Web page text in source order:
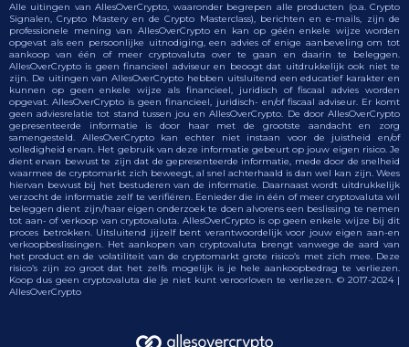
Alle uitingen van AllesOverCrypto, waaronder begrepen alle producten (o.a. Crypto
Signalen, Crypto Mastery en de Crypto Masterclass), berichten en e-mails, zijn de
professionele mening van AllesOverCrypto en kan op géén enkele wijze worden
opgevat als een persoonlijke uitnodiging, een advies of enige aanbeveling om tot
aankoop van één of meer cryptovaluta over te gaan en daarin te beleggen.
AllesOverCrypto is geen financieel adviseur en beoogt dat uitdrukkelijk ook niet te
zijn. De uitingen van AllesOverCrypto hebben uitsluitend een educatief karakter en
kunnen op geen enkele wijze als financieel, juridisch of fiscaal advies worden
opgevat. AllesOverCrypto is geen financieel, juridisch- en/of fiscaal adviseur. Er komt
geen adviesrelatie tot stand tussen jou en AllesOverCrypto. De door AllesOverCrypto
gepresenteerde informatie is door haar met de grootste aandacht en zorg
samengesteld. AllesOverCrypto kan echter niet instaan voor de juistheid en/of
volledigheid ervan. Het gebruik van deze informatie gebeurt op jouw eigen risico. Je
dient ervan bewust te zijn dat de gepresenteerde informatie, mede door de snelheid
waarmee de cryptomarkt zich beweegt, al snel achterhaald is dan wel kan zijn. Wees
hiervan bewust bij het bestuderen van de informatie. Daarnaast wordt uitdrukkelijk
verzocht de informatie zelf te verifiëren. Eenieder die in één of meer cryptovaluta wil
beleggen dient zijn/haar eigen onderzoek te doen alvorens een beslissing te nemen
tot aan- of verkoop van cryptovaluta. AllesOverCrypto is op geen enkele wijze bij dit
proces betrokken. Uitsluitend jijzelf bent verantwoordelijk voor jouw eigen aan-en
verkoopbeslissingen. Het aankopen van cryptovaluta brengt vanwege de aard van
het product en de volatiliteit van de cryptomarkt grote risico’s met zich mee. Deze
risico’s zijn zo groot dat het zelfs mogelijk is je hele aankoopbedrag te verliezen.
Koop dus geen cryptovaluta die je niet kunt veroorloven te verliezen. © 2017-2024 |
AllesOverCrypto